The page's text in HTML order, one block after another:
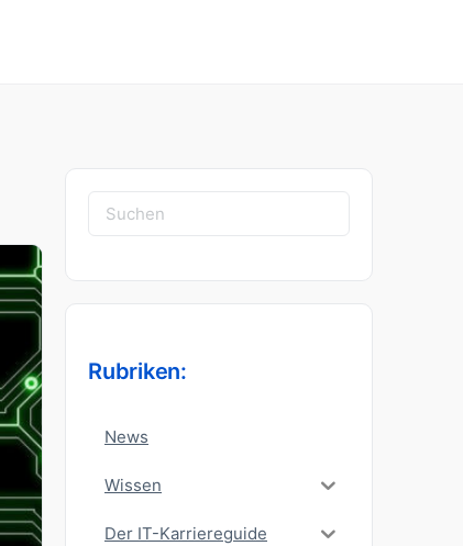
Suchen
nach:
Rubriken:
News
Wissen
Der IT-Karriereguide